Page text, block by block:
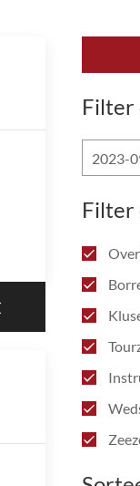
Filter
Filter